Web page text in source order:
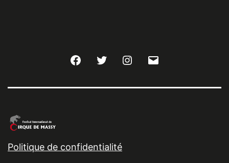
FacebookTwitter Instagram
Politique de confidentialité